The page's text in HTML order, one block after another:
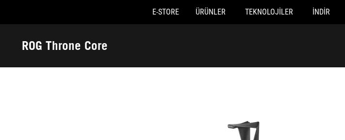
Accessibility links
E-STORE ÜRÜNLER TEKNOLOJILER İNDIR
ROG Throne Core
Teknik
ROG Throne Core